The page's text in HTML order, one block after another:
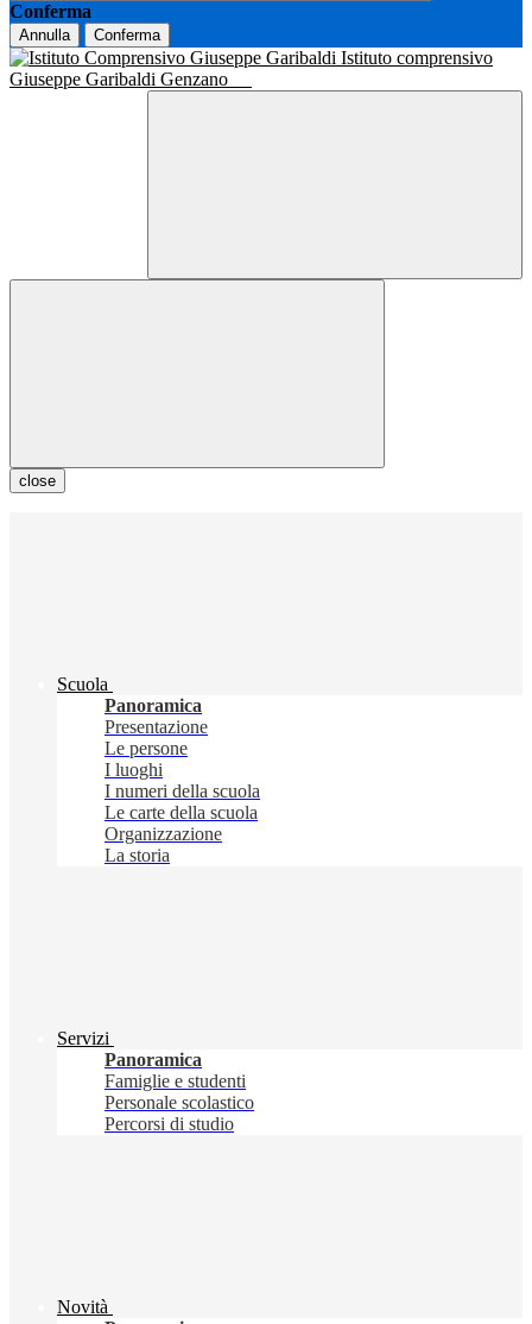
Conferma
Annulla Conferma
Istituto comprensivo
Giuseppe Garibaldi Genzano
close
Scuola
Panoramica
Presentazione
Le persone
I luoghi
I numeri della scuola
Le carte della scuola
Organizzazione
La storia
Servizi
Panoramica
Famiglie e studenti
Personale scolastico
Percorsi di studio
Novità